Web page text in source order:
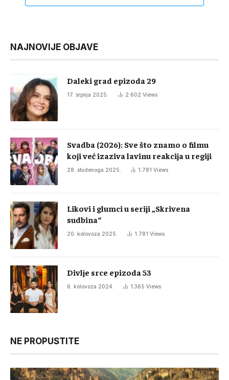
NAJNOVIJE OBJAVE
Daleki grad epizoda 29
17. srpnja 2025. 2.602 Views
Svadba (2026): Sve što znamo o filmu
koji već izaziva lavinu reakcija u regiji
28. studenoga 2025. 1.781 Views
Likovi i glumci u seriji „Skrivena
sudbina“
20. kolovoza 2025. 1.781 Views
Divlje srce epizoda 53
6. kolovoza 2024. 1.365 Views
NE PROPUSTITE